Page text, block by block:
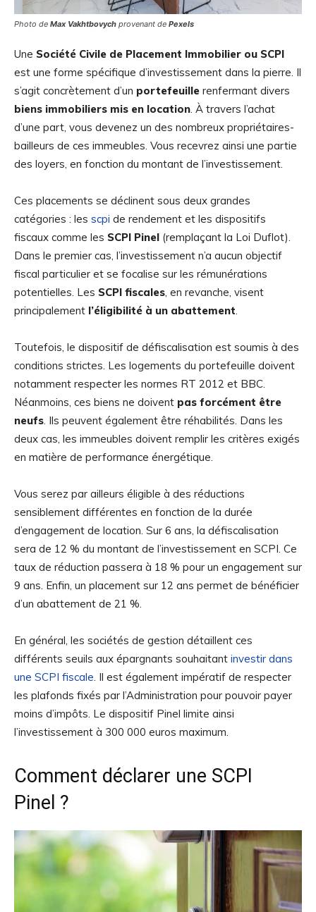
Photo de Max Vakhtbovych provenant de Pexels
Une Société Civile de Placement Immobilier ou SCPI
est une forme spécifique d’investissement dans la pierre. Il
s’agit concrètement d’un portefeuille renfermant divers
biens immobiliers mis en location. À travers l’achat
d’une part, vous devenez un des nombreux propriétaires-
bailleurs de ces immeubles. Vous recevrez ainsi une partie
des loyers, en fonction du montant de l’investissement.
Ces placements se déclinent sous deux grandes
catégories : les scpi de rendement et les dispositifs
fiscaux comme les SCPI Pinel (remplaçant la Loi Duflot).
Dans le premier cas, l’investissement n’a aucun objectif
fiscal particulier et se focalise sur les rémunérations
potentielles. Les SCPI fiscales, en revanche, visent
principalement l’éligibilité à un abattement.
Toutefois, le dispositif de défiscalisation est soumis à des
conditions strictes. Les logements du portefeuille doivent
notamment respecter les normes RT 2012 et BBC.
Néanmoins, ces biens ne doivent pas forcément être
neufs. Ils peuvent également être réhabilités. Dans les
deux cas, les immeubles doivent remplir les critères exigés
en matière de performance énergétique.
Vous serez par ailleurs éligible à des réductions
sensiblement différentes en fonction de la durée
d’engagement de location. Sur 6 ans, la défiscalisation
sera de 12 % du montant de l’investissement en SCPI. Ce
taux de réduction passera à 18 % pour un engagement sur
9 ans. Enfin, un placement sur 12 ans permet de bénéficier
d’un abattement de 21 %.
En général, les sociétés de gestion détaillent ces
différents seuils aux épargnants souhaitant investir dans
une SCPI fiscale. Il est également impératif de respecter
les plafonds fixés par l’Administration pour pouvoir payer
moins d’impôts. Le dispositif Pinel limite ainsi
l’investissement à 300 000 euros maximum.
Comment déclarer une SCPI
Pinel ?